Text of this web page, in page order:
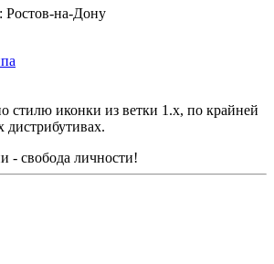
Ростов-на-Дону
стилю иконки из ветки 1.х, по крайней
дистрибутивах.
- свобода личности!